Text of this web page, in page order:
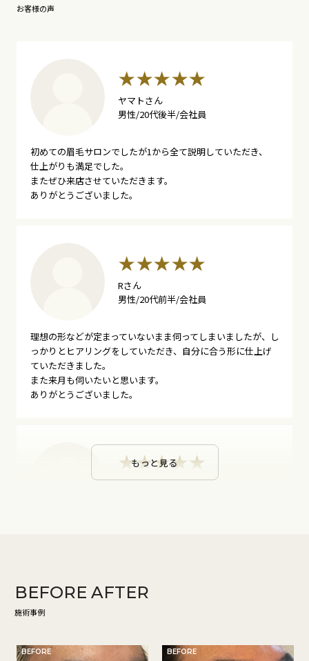
お客様の声
ヤマトさん
男性/20代後半/会社員
初めての眉毛サロンでしたが1から全て説明していただき、
仕上がりも満足でした。
またぜひ来店させていただきます。
ありがとうございました。
Rさん
男性/20代前半/会社員
理想の形などが定まっていないまま伺ってしまいましたが、し
っかりとヒアリングをしていただき、自分に合う形に仕上げ
ていただきました。
また来月も伺いたいと思います。
ありがとうございました。
きっぐんさん
す。
もっと見る
BEFORE AFTER
施術事例
BEFORE BEFORE